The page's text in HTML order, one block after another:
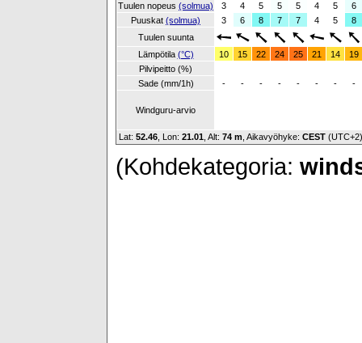
Tuulen nopeus (solmua) 3 4 5 5 5 4 5
6
Puuskat (solmua) 3 6 8 7 7 4 5
8
Tuulen suunta
Lämpötila (°C) 10 15 22 24 25 21 14
19
Pilvipeitto (%)
Sade (mm/1h)
- - - - - - - -
Windguru-arvio
Lat: 52.46 , Lon: 21.01 Alt: 74 m , Aikavyöhyke: CEST
(Kohdekategoria: